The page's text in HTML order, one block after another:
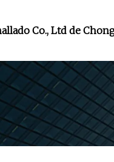
Co., Ltd de